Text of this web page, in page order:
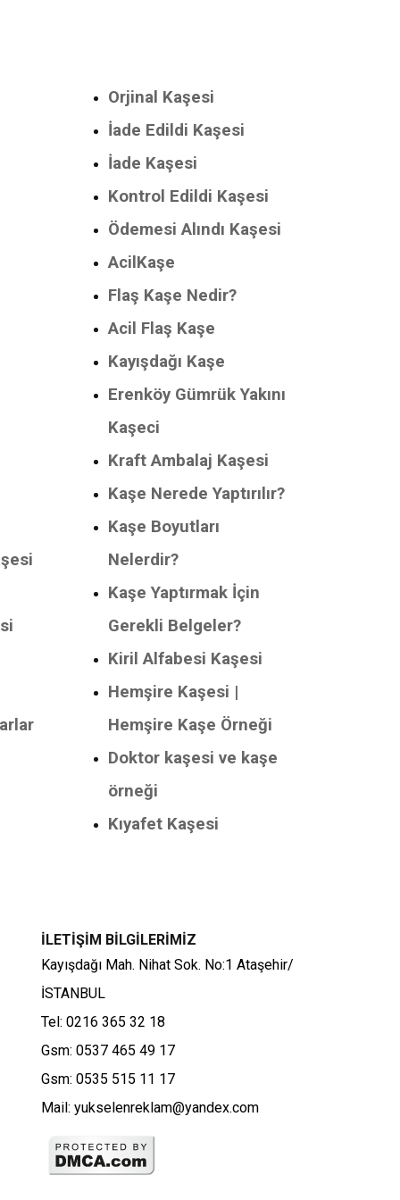
Orjinal Kaşesi
İade Edildi Kaşesi
İade Kaşesi
Kontrol Edildi Kaşesi
Ödemesi Alındı Kaşesi
AcilKaşe
Flaş Kaşe Nedir?
Acil Flaş Kaşe
Kayışdağı Kaşe
Erenköy Gümrük Yakını
Kaşeci
Kraft Ambalaj Kaşesi
Kaşe Nerede Yaptırılır?
Kaşe Boyutları
Nelerdir?
Kaşe Yaptırmak İçin
Gerekli Belgeler?
Kiril Alfabesi Kaşesi
Hemşire Kaşesi |
Hemşire Kaşe Örneği
Doktor kaşesi ve kaşe
örneği
Kıyafet Kaşesi
İLETİŞİM BİLGİLERİMİZ
Kayışdağı Mah. Nihat Sok. No:1 Ataşehir/
İSTANBUL
Tel: 0216 365 32 18
Gsm: 0537 465 49 17
Gsm: 0535 515 11 17
Mail: yukselenreklam@yandex.com